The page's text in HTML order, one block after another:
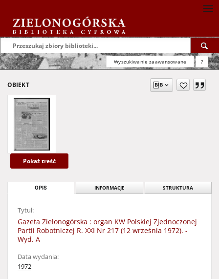
Wyszukiwanie zaawansowane ?
OBIEKT
Pokaż treść
OPIS INFORMACJE STRUKTURA
Tytuł:
Gazeta Zielonogórska : organ KW Polskiej Zjednoczonej
Partii Robotniczej R. XXI Nr 217 (12 września 1972). -
Wyd. A
Data wydania:
1972